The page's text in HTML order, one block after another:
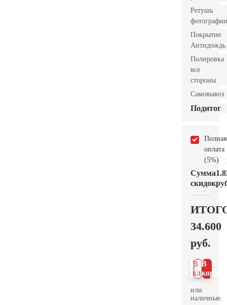
Ретушь
фотографии
Покрытие
Антидождь
Полировка
все
стороны
Самовывоз
Подитог
Полная
оплата
(5%)
Сумма
скидок
34.600
руб.
В
В 1
клик
или
наличные.